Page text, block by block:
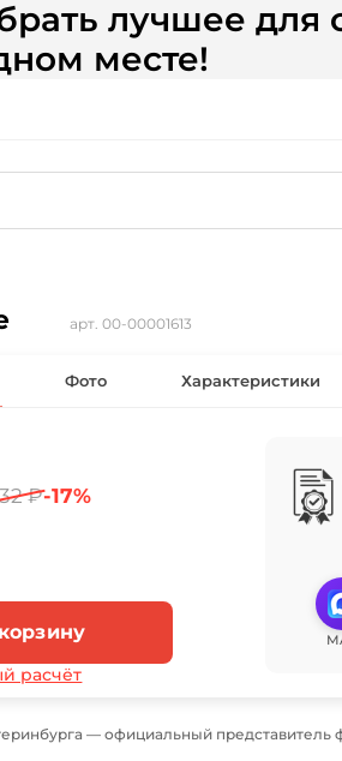
лучшее для
месте!
арт. 00-00001613
Фото Характеристики
₽-17%
расчёт
— официальный представитель